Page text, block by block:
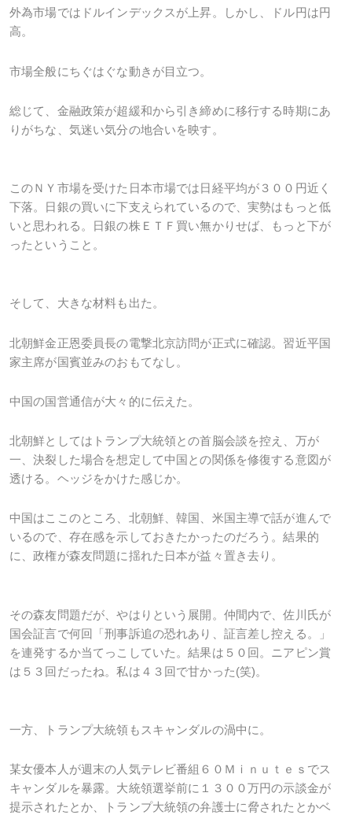
外為市場ではドルインデックスが上昇。しかし、ドル円は円
高。
市場全般にちぐはぐな動きが目立つ。
総じて、金融政策が超緩和から引き締めに移行する時期にあ
りがちな、気迷い気分の地合いを映す。
このＮＹ市場を受けた日本市場では日経平均が３００円近く
下落。日銀の買いに下支えられているので、実勢はもっと低
いと思われる。日銀の株ＥＴＦ買い無かりせば、もっと下が
ったということ。
そして、大きな材料も出た。
北朝鮮金正恩委員長の電撃北京訪問が正式に確認。習近平国
家主席が国賓並みのおもてなし。
中国の国営通信が大々的に伝えた。
北朝鮮としてはトランプ大統領との首脳会談を控え、万が
一、決裂した場合を想定して中国との関係を修復する意図が
透ける。ヘッジをかけた感じか。
中国はここのところ、北朝鮮、韓国、米国主導で話が進んで
いるので、存在感を示しておきたかったのだろう。結果的
に、政権が森友問題に揺れた日本が益々置き去り。
その森友問題だが、やはりという展開。仲間内で、佐川氏が
国会証言で何回「刑事訴追の恐れあり、証言差し控える。」
を連発するか当てっこしていた。結果は５０回。ニアピン賞
は５３回だったね。私は４３回で甘かった(笑)。
一方、トランプ大統領もスキャンダルの渦中に。
某女優本人が週末の人気テレビ番組６０Ｍｉｎｕｔｅｓでス
キャンダルを暴露。大統領選挙前に１３００万円の示談金が
提示されたとか、トランプ大統領の弁護士に脅されたとかベ